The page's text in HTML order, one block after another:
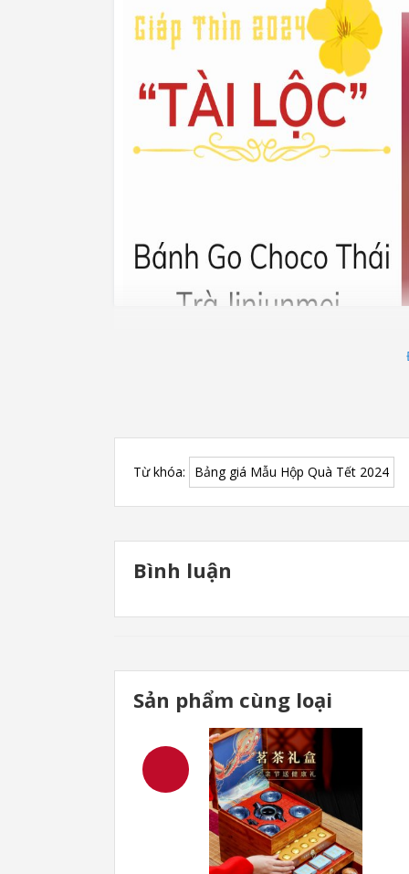
Từ khóa: Bảng giá Mẫu Hộp Quà Tết 2024
Bình luận
Sản phẩm cùng loại